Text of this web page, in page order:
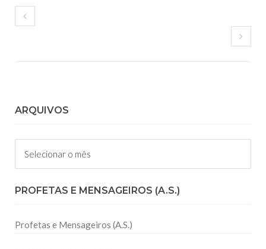
ARQUIVOS
Arquivos
PROFETAS E MENSAGEIROS (A.S.)
Profetas e Mensageiros (A.S.)